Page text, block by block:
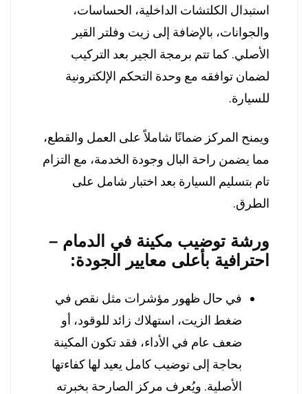
استبدال الكلتشات الداخلية، الحساسات،
والجوانات، بالإضافة إلى زيت وفلتر القير
الأصلي. كما تتم برمجة الجير بعد التركيب
لضمان توافقه مع وحدة التحكم الإلكترونية
للسيارة.
ويمنح المركز ضمانًا شاملاً على العمل والقطع،
مما يضمن راحة البال وجودة الخدمة، مع التزام
تام بتسليم السيارة بعد اختبار شامل على
الطرق.
ورشة توضيب مكينة في الدمام –
احترافية بأعلى معايير الجودة:
في حال ظهور مؤشرات مثل نقص في
ضغط الزيت، استهلاك زائد للوقود، أو
ضعف عام في الأداء، فقد تكون المكينة
بحاجة إلى توضيب كامل يعيد لها كفاءتها
الأصلية. ويُعرف مركز الصارحة بخبرته